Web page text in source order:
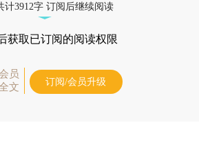
计3912字 订阅后继续阅读
获取已订阅的阅读权限
员
文
订阅/会员升级